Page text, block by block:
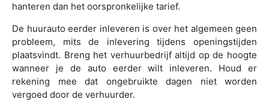
hanteren dan het oorspronkelijke tarief.
De huurauto eerder inleveren is over het algemeen geen
probleem, mits de inlevering tijdens openingstijden
plaatsvindt. Breng het verhuurbedrijf altijd op de hoogte
wanneer je de auto eerder wilt inleveren. Houd er
rekening mee dat ongebruikte dagen niet worden
vergoed door de verhuurder.